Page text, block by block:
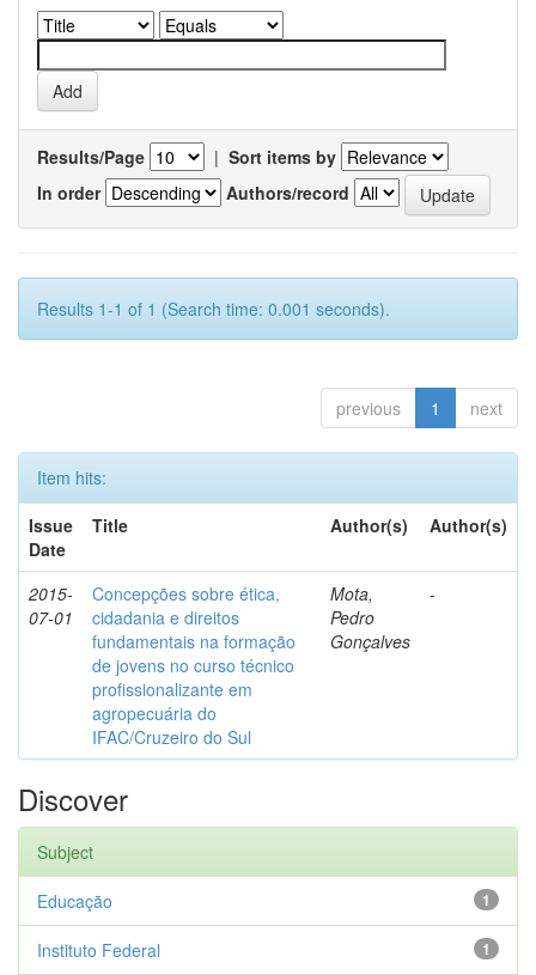
Results/Page | Sort items by
In order
Authors/record
Results 1-1 of 1 (Search time: 0.001 seconds).
previous 1 next
Item hits:
Issue
Date
Title Author(s) Author(s)
2015-
07-01
Concepções sobre ética,
cidadania e direitos
fundamentais na formação
de jovens no curso técnico
profissionalizante em
agropecuária do
IFAC/Cruzeiro do Sul
Mota,
Pedro
Gonçalves
-
Discover
Subject
1
Educação
1
Instituto Federal